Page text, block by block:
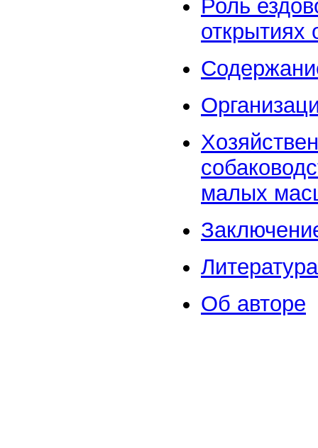
Роль
открытиях
малых
Об авторе